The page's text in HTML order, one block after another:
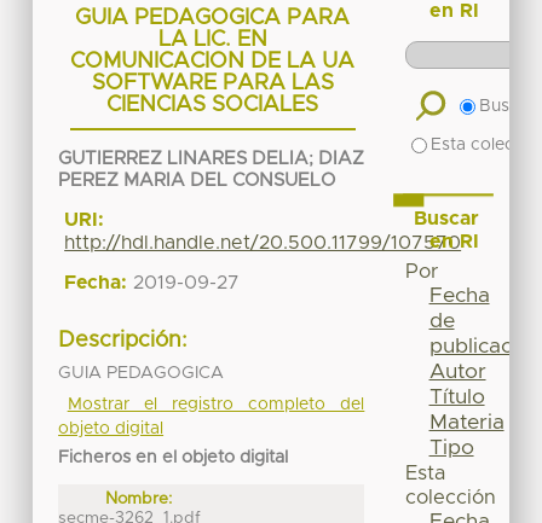
GUIA PEDAGOGICA PARA
LA LIC. EN
COMUNICACION DE LA UA
SOFTWARE PARA LAS
CIENCIAS SOCIALES
GUTIERREZ LINARES DELIA; DIAZ
PEREZ MARIA DEL CONSUELO
URI:
http://hdl.handle.net/20.500.11799/107570
Fecha: 2019-09-27
Descripción:
GUIA PEDAGOGICA
Mostrar el registro completo del
objeto digital
Ficheros en el objeto digital
Nombre:
secme-3262_1.pdf
en RI
Buscar
Esta
Buscar
en RI
Por
Fecha
de
publicación
Autor
Título
Materia
Tipo
Esta
colección